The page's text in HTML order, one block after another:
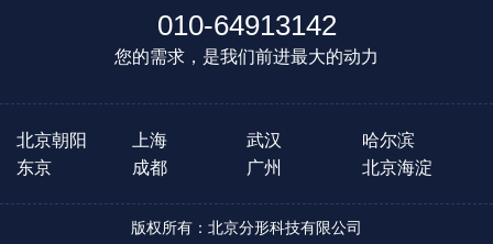
010-64913142
您的需求，是我们前进最大的动力
北京朝阳 上海 武汉
哈尔滨
东京
成都 广州 北京海淀
版权所有：北京分形科技有限公司